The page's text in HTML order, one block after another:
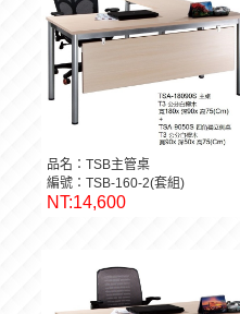
品名：TSB主管桌
編號：TSB-160-2(套組)
NT:14,600